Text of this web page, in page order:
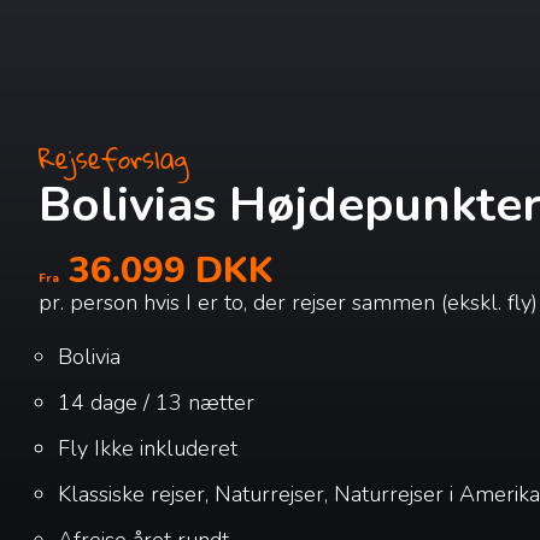
Rejseforslag
Bolivias Højdepunkter
Fra 36.099 DKK
pr. person hvis I er to, der rejser sammen (ekskl. fly)
Bolivia
14 dage / 13 nætter
Fly Ikke inkluderet
Klassiske rejser, Naturrejser, Naturrejser i Amerika